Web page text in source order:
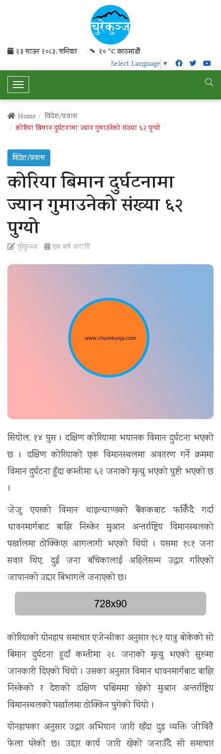
२३ साउन २०८३, शनिवार २० °C काठमाडौं
Select Language ▼
T
o
g
N
a
v
g
t
i
o
n
Home
विदेश/प्रवास
कोरिया बिमान दुर्घटनामा ज्यान गुमाउनेको संख्या ६२ पुग्यो
विदेश/प्रवास
कोरिया बिमान दुर्घटनामा
ज्यान गुमाउनेको संख्या ६२
पुग्यो
चुरेकुञ्ज एक बर्ष अगाडि
सियोल, १४ पुस । दक्षिण कोरियामा भयानक विमान दुर्घटना भएको
छ । दक्षिण कोरियाको एक विमानस्थलमा अवतरण गर्ने क्रममा
विमान दुर्घटना हुँदा कम्तीमा ६२ जनाको मृत्यु भएको पुष्टी भएको छ
।
जेजु एयरको विमान थाइल्याण्डको बैंककबाट फर्किँदै गर्दा
धावनमार्गबाट ​​बाहिर निस्केर मुआन अन्तर्राष्ट्रिय विमानस्थलको
पर्खालमा ठोक्किएर आगलागी भएको थियो । यसमा १८१ जना
सवार थिए, दुई जना बाँचेकालाई अहिलेसम्म उद्धार गरिएको
जापानको उद्दार बिभागले जनाएको छ।
कोरियाको योनहाप समाचार एजेन्सीका अनुसार १८१ यात्रु बोकेको सो
बिमान दुर्घटना हुदाँ कम्तीमा २८ जनाको मृत्यु भएको सुरूमा
जानकारी दिएको थियो । उसका अनुसार विमान धावनमार्गबाट ​​बाहिर
निस्केको र देशको दक्षिण पश्चिममा रहेको मुआन अन्तर्राष्ट्रिय
विमानस्थलको पर्खालमा ठोक्किन पुगेको थियो ।
योनहापका अनुसार उद्धार अभियान जारी रहँदा दुइ व्यक्ति जीवितै
फेला परेको छ। उद्दार कार्य जारी रहेको जनाउँदै सो समाचार